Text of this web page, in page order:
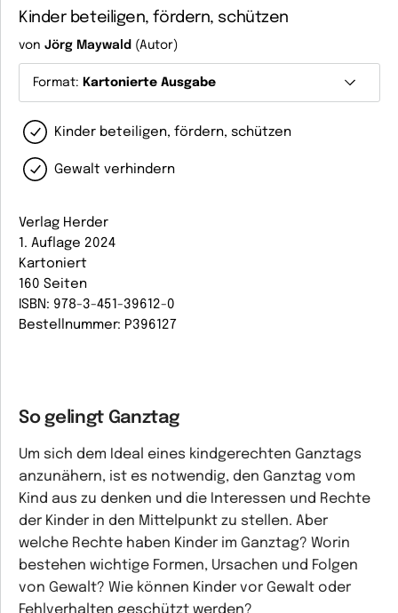
Kinder beteiligen, fördern, schützen
von Jörg Maywald (Autor)
Format: Kartonierte Ausgabe
Kinder beteiligen, fördern, schützen
Gewalt verhindern
Verlag Herder
1. Auflage 2024
Kartoniert
160 Seiten
ISBN: 978-3-451-39612-0
Bestellnummer: P396127
So gelingt Ganztag
Um sich dem Ideal eines kindgerechten Ganztags
anzunähern, ist es notwendig, den Ganztag vom
Kind aus zu denken und die Interessen und Rechte
der Kinder in den Mittelpunkt zu stellen. Aber
welche Rechte haben Kinder im Ganztag? Worin
bestehen wichtige Formen, Ursachen und Folgen
von Gewalt? Wie können Kinder vor Gewalt oder
Fehlverhalten geschützt werden?